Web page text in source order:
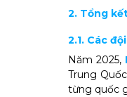
2. Tổng
2.1. Các
Năm 2025,
Trung
từng quốc